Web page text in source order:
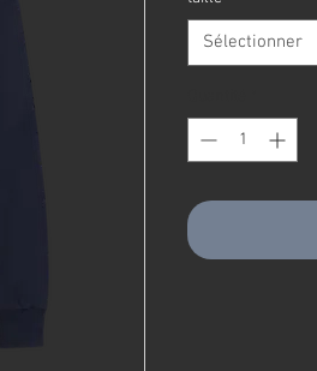
Sélectionner